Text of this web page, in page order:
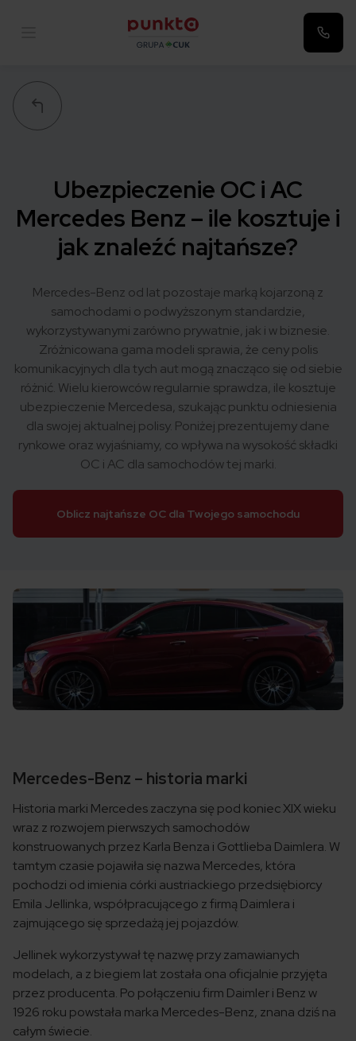
Ubezpieczenie OC i AC
Mercedes Benz – ile kosztuje i
jak znaleźć najtańsze?
Mercedes-Benz od lat pozostaje marką kojarzoną z
samochodami o podwyższonym standardzie,
wykorzystywanymi zarówno prywatnie, jak i w biznesie.
Zróżnicowana gama modeli sprawia, że ceny polis
komunikacyjnych dla tych aut mogą znacząco się od siebie
różnić. Wielu kierowców regularnie sprawdza, ile kosztuje
ubezpieczenie Mercedesa, szukając punktu odniesienia
dla swojej aktualnej polisy. Poniżej prezentujemy dane
rynkowe oraz wyjaśniamy, co wpływa na wysokość składki
OC i AC dla samochodów tej marki.
Oblicz najtańsze OC dla Twojego samochodu
Mercedes-Benz – historia marki
Historia marki Mercedes zaczyna się pod koniec XIX wieku
wraz z rozwojem pierwszych samochodów
konstruowanych przez Karla Benza i Gottlieba Daimlera. W
tamtym czasie pojawiła się nazwa Mercedes, która
pochodzi od imienia córki austriackiego przedsiębiorcy
Emila Jellinka, współpracującego z firmą Daimlera i
zajmującego się sprzedażą jej pojazdów.
Jellinek wykorzystywał tę nazwę przy zamawianych
modelach, a z biegiem lat została ona oficjalnie przyjęta
przez producenta. Po połączeniu firm Daimler i Benz w
1926 roku powstała marka Mercedes-Benz, znana dziś na
całym świecie.